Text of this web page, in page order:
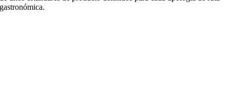
gastronómica.